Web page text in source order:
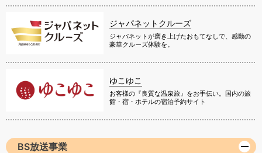
ジャパネットクルーズ
ジャパネットが磨き上げたおもてなしで、感動の
豪華クルーズ体験を。
ゆこゆこ
お客様の『良質な温泉旅』をお手伝い。国内の旅
館・宿・ホテルの宿泊予約サイト
BS放送事業